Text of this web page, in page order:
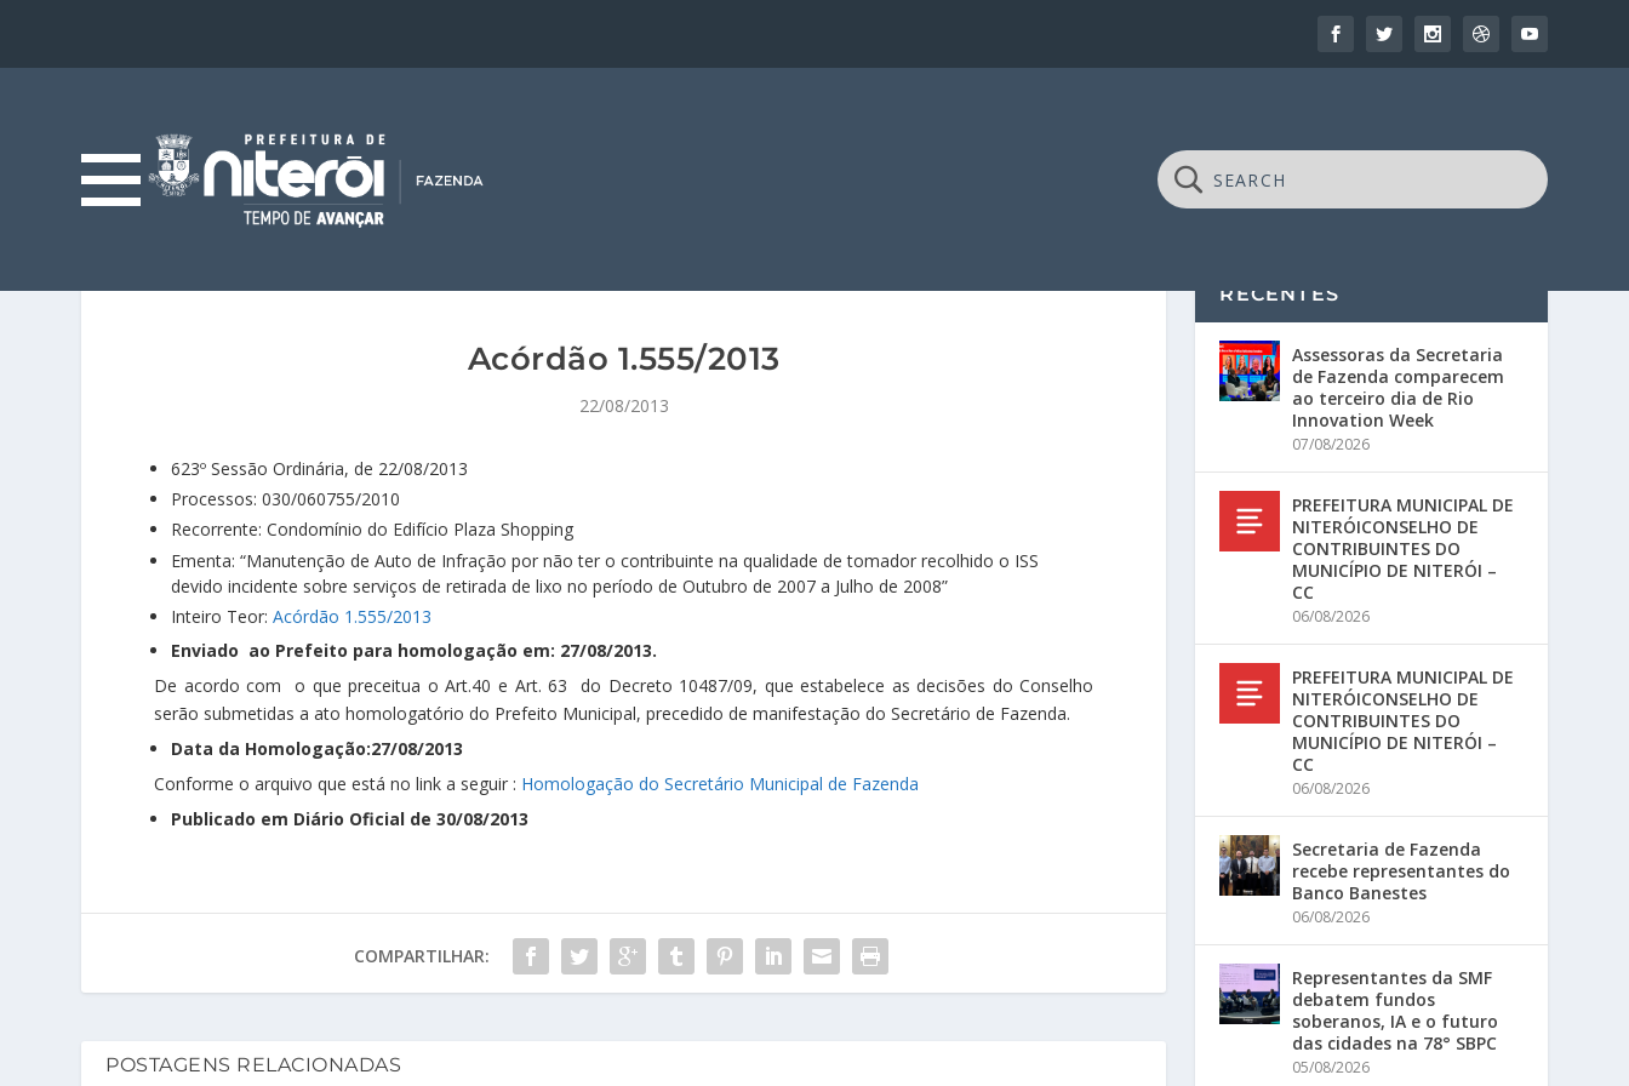
Acórdão 1.555/2013
22/08/2013
623º Sessão Ordinária, de 22/08/2013
Processos: 030/060755/2010
Recorrente: Condomínio do Edifício Plaza Shopping
Ementa: “Manutenção de Auto de Infração por não ter o contribuinte na qualidade de tomador recolhido o ISS
devido incidente sobre serviços de retirada de lixo no período de Outubro de 2007 a Julho de 2008”
Inteiro Teor:Acórdão 1.555/2013
Enviado ao Prefeito para homologação em: 27/08/2013.
De acordo com o que preceitua o Art.40 e Art. 63 do Decreto 10487/09, que estabelece as decisões do Conselho
serão submetidas a ato homologatório do Prefeito Municipal, precedido de manifestação do Secretário de Fazenda.
Data da Homologação:27/08/2013
Conforme o arquivo que está no link a seguir : Homologação do Secretário Municipal de Fazenda
Publicado em Diário Oficial de 30/08/2013
COMPARTILHAR:
POSTAGENS RELACIONADAS
RECENTES
Assessoras da Secretaria
de Fazenda comparecem
ao terceiro dia de Rio
Innovation Week
07/08/2026
PREFEITURA MUNICIPAL DE
NITERÓICONSELHO DE
CONTRIBUINTES DO
MUNICÍPIO DE NITERÓI –
CC
06/08/2026
PREFEITURA MUNICIPAL DE
NITERÓICONSELHO DE
CONTRIBUINTES DO
MUNICÍPIO DE NITERÓI –
CC
06/08/2026
Secretaria de Fazenda
recebe representantes do
Banco Banestes
06/08/2026
Representantes da SMF
debatem fundos
soberanos, IA e o futuro
das cidades na 78° SBPC
05/08/2026